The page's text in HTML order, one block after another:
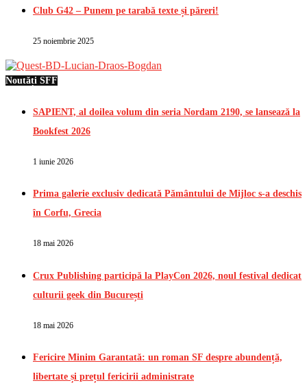
Club G42 – Punem pe tarabă texte și păreri!
25 noiembrie 2025
Noutăți SFF
SAPIENT, al doilea volum din seria Nordam 2190, se lansează la
Bookfest 2026
1 iunie 2026
Prima galerie exclusiv dedicată Pământului de Mijloc s-a deschis
în Corfu, Grecia
18 mai 2026
Crux Publishing participă la PlayCon 2026, noul festival dedicat
culturii geek din București
18 mai 2026
Fericire Minim Garantată: un roman SF despre abundență,
libertate și prețul fericirii administrate